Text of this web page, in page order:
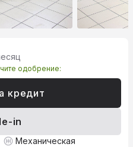
одобрение:
кредит
in
Механическая